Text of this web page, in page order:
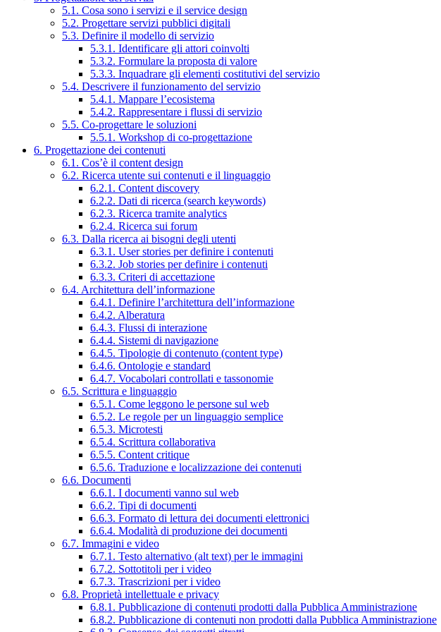
5.1. Cosa sono i servizi e il service design
5.2. Progettare servizi pubblici digitali
5.3. Definire il modello di servizio
5.3.1. Identificare gli attori coinvolti
5.3.2. Formulare la proposta di valore
5.3.3. Inquadrare gli elementi costitutivi del servizio
5.4. Descrivere il funzionamento del servizio
5.4.1. Mappare l’ecosistema
5.4.2. Rappresentare i flussi di servizio
5.5. Co-progettare le soluzioni
5.5.1. Workshop di co-progettazione
6. Progettazione dei contenuti
6.1. Cos’è il content design
6.2. Ricerca utente sui contenuti e il linguaggio
6.2.1. Content discovery
6.2.2. Dati di ricerca (search keywords)
6.2.3. Ricerca tramite analytics
6.2.4. Ricerca sui forum
6.3. Dalla ricerca ai bisogni degli utenti
6.3.1. User stories per definire i contenuti
6.3.2. Job stories per definire i contenuti
6.3.3. Criteri di accettazione
6.4. Architettura dell’informazione
6.4.1. Definire l’architettura dell’informazione
6.4.2. Alberatura
6.4.3. Flussi di interazione
6.4.4. Sistemi di navigazione
6.4.5. Tipologie di contenuto (content type)
6.4.6. Ontologie e standard
6.4.7. Vocabolari controllati e tassonomie
6.5. Scrittura e linguaggio
6.5.1. Come leggono le persone sul web
6.5.2. Le regole per un linguaggio semplice
6.5.3. Microtesti
6.5.4. Scrittura collaborativa
6.5.5. Content critique
6.5.6. Traduzione e localizzazione dei contenuti
6.6. Documenti
6.6.1. I documenti vanno sul web
6.6.2. Tipi di documenti
6.6.3. Formato di lettura dei documenti elettronici
6.6.4. Modalità di produzione dei documenti
6.7. Immagini e video
6.7.1. Testo alternativo (alt text) per le immagini
6.7.2. Sottotitoli per i video
6.7.3. Trascrizioni per i video
6.8. Proprietà intellettuale e privacy
6.8.1. Pubblicazione di contenuti prodotti dalla Pubblica Amministrazione
6.8.2. Pubblicazione di contenuti non prodotti dalla Pubblica Amministrazione